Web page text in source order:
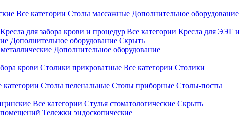
Все категории Столы массажные Дополнительное оборудование
Кресла для забора крови и процедур Все категории Кресла для ЭЭГ и
Дополнительное оборудование Скрыть
Дополнительное оборудование
крови Столики прикроватные Все категории Столики
категории Столы пеленальные Столы приборные Столы-посты
Все категории Стулья стоматологические Скрыть
помещений Тележки эндоскопические